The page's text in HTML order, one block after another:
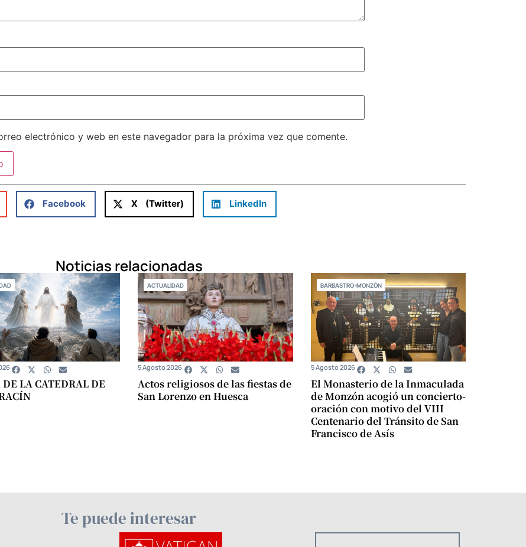
electrónico y web en este navegador para la próxima vez que comente.
Facebook X (Twitter) LinkedIn
Noticias relacionadas
LA CATEDRAL DE
ACTUALIDAD
Actos religiosos de las fiestas de
San Lorenzo en Huesca
5 Agosto 2026
BARBASTRO-MONZÓN
El Monasterio de la Inmaculada
de Monzón acogió un concierto-
oración con motivo del VIII
Centenario del Tránsito de San
Francisco de Asís
5 Agosto 2026
Te puede interesar